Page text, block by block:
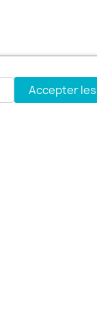
Accepter